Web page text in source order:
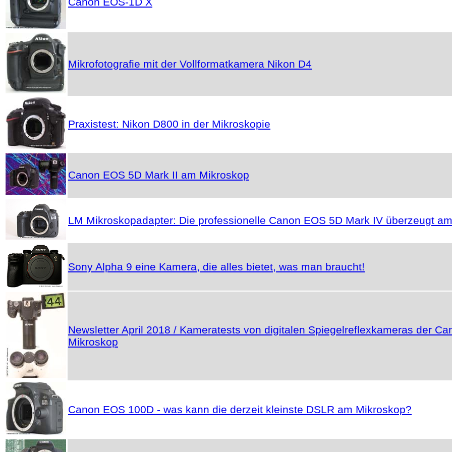
Mikrofotografie mit der Vollformatkamera Nikon D4
Praxistest: Nikon D800 in der Mikroskopie
Canon EOS 5D Mark II am Mikroskop
LM Mikroskopadapter: Die professionelle Canon EOS 5D Mark IV überzeugt
Sony Alpha 9 eine Kamera, die alles bietet, was man braucht!
Newsletter April 2018 / Kameratests von digitalen Spiegelreflexkameras der
Mikroskop
Canon EOS 100D - was kann die derzeit kleinste DSLR am Mikroskop?